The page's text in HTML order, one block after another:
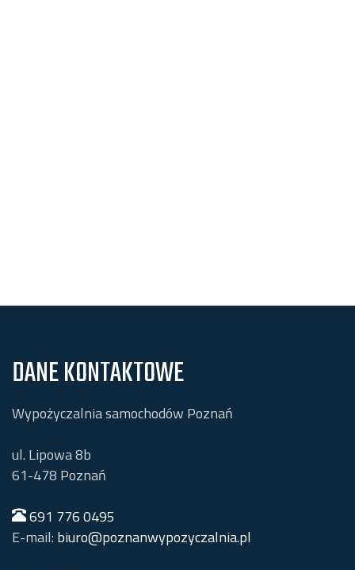
DANE KONTAKTOWE
Wypożyczalnia samochodów Poznań
ul. Lipowa 8b
61-478 Poznań
691 776 0495
E-mail: biuro@poznanwypozyczalnia.pl